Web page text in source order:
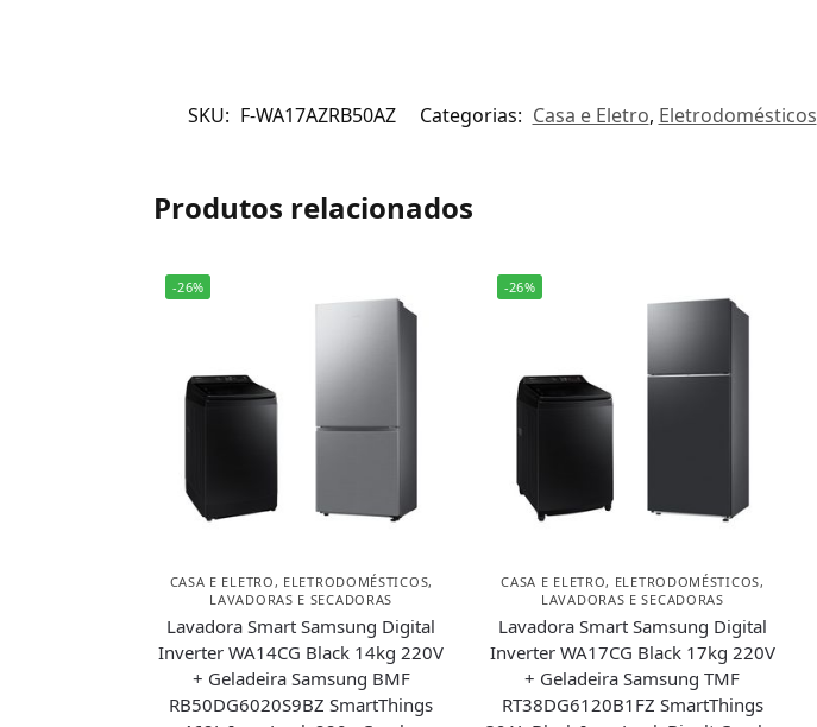
SKU: F-WA17AZRB50AZ Categorias: Casa e Eletro, Eletrodomésticos
Produtos relacionados
-26%
CASA E ELETRO , ELETRODOMÉSTICOS,
LAVADORAS E SECADORAS
Lavadora Smart Samsung Digital
Inverter WA14CG Black 14kg 220V
+ Geladeira Samsung BMF
RB50DG6020S9BZ SmartThings
-26%
CASA E ELETRO, ELETRODOMÉSTICOS,
LAVADORAS E SECADORAS
Lavadora Smart Samsung Digital
Inverter WA17CG Black 17kg 220V
+ Geladeira Samsung TMF
RT38DG6120B1FZ SmartThings